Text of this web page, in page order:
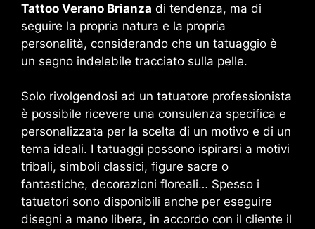
Tattoo Verano Brianza di tendenza, ma di
seguire la propria natura e la propria
personalità, considerando che un tatuaggio è
un segno indelebile tracciato sulla pelle.
Solo rivolgendosi ad un tatuatore professionista
è possibile ricevere una consulenza specifica e
personalizzata per la scelta di un motivo e di un
tema ideali. I tatuaggi possono ispirarsi a motivi
tribali, simboli classici, figure sacre o
fantastiche, decorazioni floreali… Spesso i
tatuatori sono disponibili anche per eseguire
disegni a mano libera, in accordo con il cliente il